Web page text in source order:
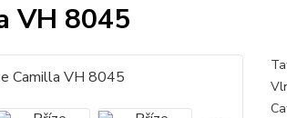
VH 8045